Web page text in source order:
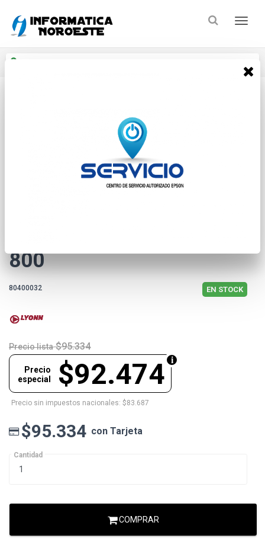
800
80400032 EN STOCK
Precio lista $95.334
$92.474
Precio
especial
Precio sin impuestos nacionales: $83.687
$95.334 con Tarjeta
Cantidad
COMPRAR